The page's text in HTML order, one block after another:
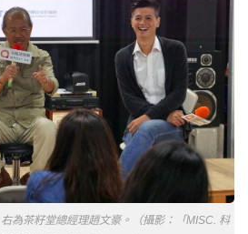
為茶籽堂總經理趙文豪。（攝影：「MISC. 科